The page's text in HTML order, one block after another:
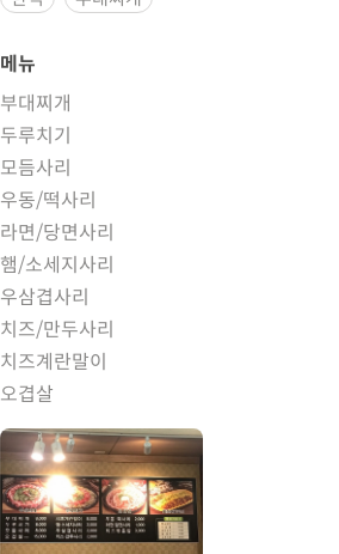
메뉴
부대찌개
두루치기
모듬사리
우동/떡사리
라면/당면사리
햄/소세지사리
우삼겹사리
치즈/만두사리
치즈계란말이
오겹살